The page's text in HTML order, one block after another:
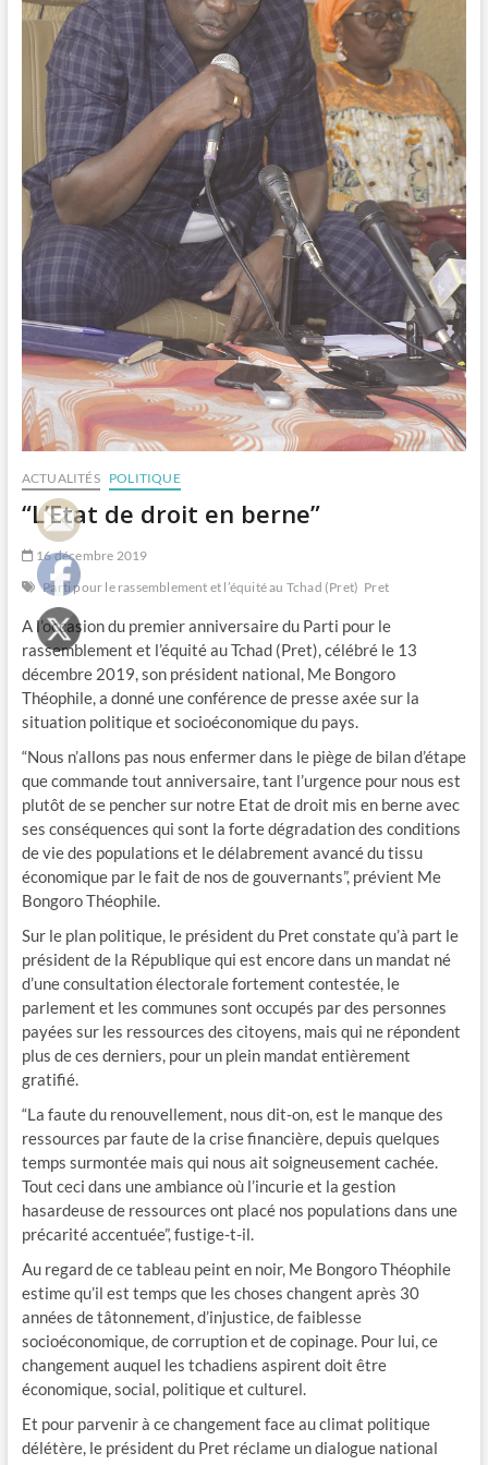
ACTUALITÉS POLITIQUE
“L’Etat de droit en berne”
16 décembre 2019
Parti pour le rassemblement et l’équité au Tchad (Pret) Pret
A l’occasion du premier anniversaire du Parti pour le
rassemblement et l’équité au Tchad (Pret), célébré le 13
décembre 2019, son président national, Me Bongoro
Théophile, a donné une conférence de presse axée sur la
situation politique et socioéconomique du pays.
“Nous n’allons pas nous enfermer dans le piège de bilan d’étape
que commande tout anniversaire, tant l’urgence pour nous est
plutôt de se pencher sur notre Etat de droit mis en berne avec
ses conséquences qui sont la forte dégradation des conditions
de vie des populations et le délabrement avancé du tissu
économique par le fait de nos de gouvernants”, prévient Me
Bongoro Théophile.
Sur le plan politique, le président du Pret constate qu’à part le
président de la République qui est encore dans un mandat né
d’une consultation électorale fortement contestée, le
parlement et les communes sont occupés par des personnes
payées sur les ressources des citoyens, mais qui ne répondent
plus de ces derniers, pour un plein mandat entièrement
gratifié.
“La faute du renouvellement, nous dit-on, est le manque des
ressources par faute de la crise financière, depuis quelques
temps surmontée mais qui nous ait soigneusement cachée.
Tout ceci dans une ambiance où l’incurie et la gestion
hasardeuse de ressources ont placé nos populations dans une
précarité accentuée”, fustige-t-il.
Au regard de ce tableau peint en noir, Me Bongoro Théophile
estime qu’il est temps que les choses changent après 30
années de tâtonnement, d’injustice, de faiblesse
socioéconomique, de corruption et de copinage. Pour lui, ce
changement auquel les tchadiens aspirent doit être
économique, social, politique et culturel.
Et pour parvenir à ce changement face au climat politique
délétère, le président du Pret réclame un dialogue national